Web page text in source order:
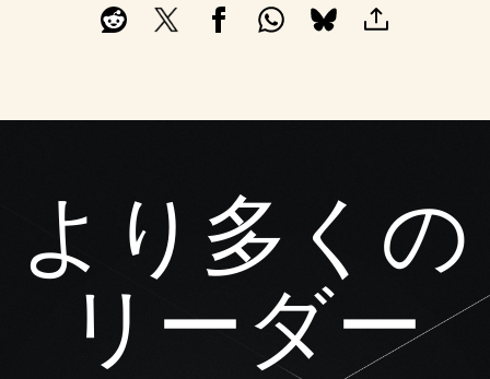
のデ
意し
たも
のと
みな
され
す。
より多くの
リーダー